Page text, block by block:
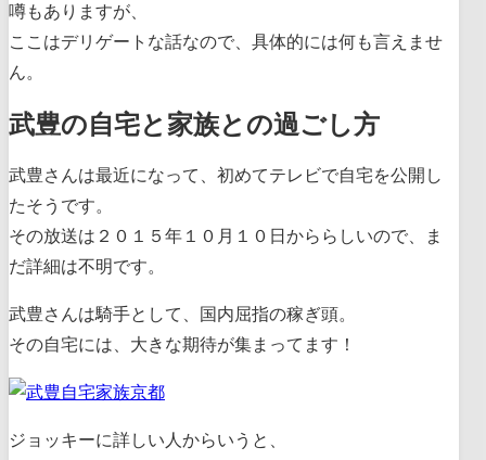
噂もありますが、
ここはデリゲートな話なので、具体的には何も言えませ
ん。
武豊の自宅と家族との過ごし方
武豊さんは最近になって、初めてテレビで自宅を公開し
たそうです。
その放送は２０１５年１０月１０日かららしいので、ま
だ詳細は不明です。
武豊さんは騎手として、国内屈指の稼ぎ頭。
その自宅には、大きな期待が集まってます！
ジョッキーに詳しい人からいうと、